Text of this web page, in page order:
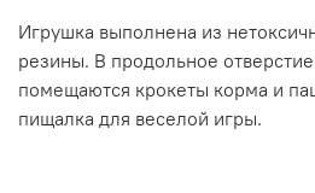
Игрушка выполнена из
резины. В продольное
помещаются крокеты корма и
пищалка для веселой игры.